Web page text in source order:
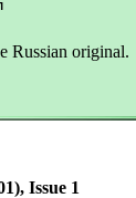
Russian original.
Issue 1